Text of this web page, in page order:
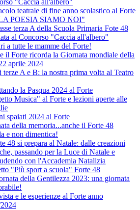
"Caccia all'albero"
teatrale di fine anno scolastico al Forte
POESIA SIAMO NOI"
terza A della Scuola Primaria Fote 48
al Concorso "Caccia all'albero"
a tutte le mamme del Forte!
il Forte ricorda la Giornata mondiale della
aprile 2024
terze A e B: la nostra prima volta al Teatro
la Pasqua 2024 al Forte
Musica" al Forte e lezioni aperte alle
spaiati 2024 al Forte
della memoria...anche il Forte 48
e non dimentica!
48 si prepara al Natale: dalle creazioni
passando per la Luce di Natale e
con l'Accademia Natalizia
"Più sport a scuola" Forte 48
della Gentilezza 2023: una giornata
e le esperienze al Forte anno